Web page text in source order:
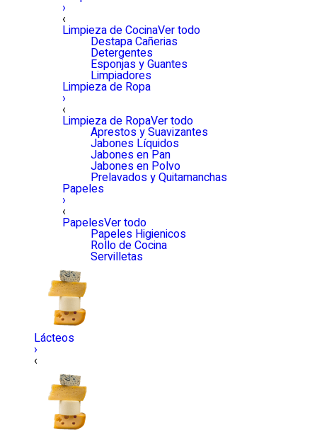
›
‹
Limpieza de CocinaVer todo
Destapa Cañerias
Detergentes
Esponjas y Guantes
Limpiadores
Limpieza de Ropa
›
‹
Limpieza de RopaVer todo
Aprestos y Suavizantes
Jabones Líquidos
Jabones en Pan
Jabones en Polvo
Prelavados y Quitamanchas
Papeles
›
‹
PapelesVer todo
Papeles Higienicos
Rollo de Cocina
Servilletas
Lácteos
›
‹